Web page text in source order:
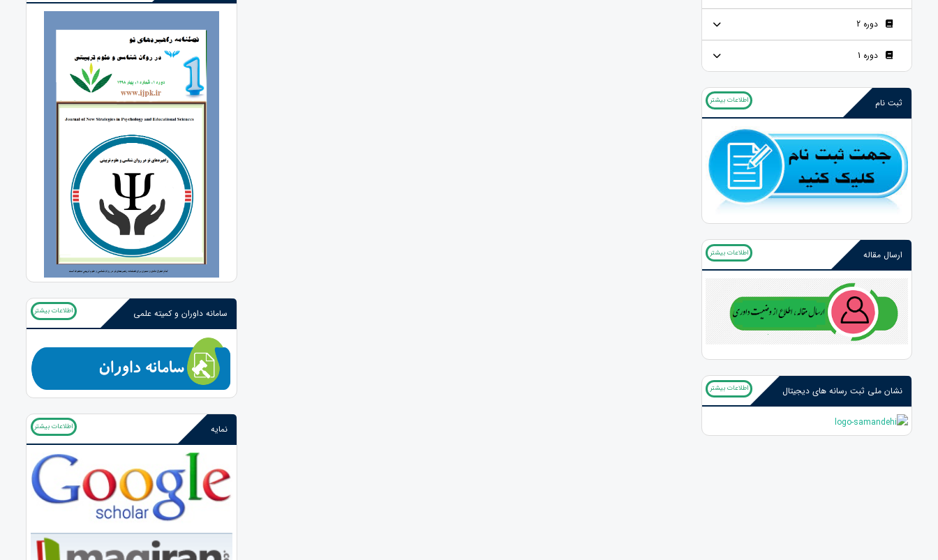
دوره 2
دوره 1
ثبت نام اطلاعات بیشتر
ارسال مقاله اطلاعات بیشتر
نشان ملی ثبت رسانه های دیجیتال اطلاعات بیشتر
سامانه داوران و کمیته علمی اطلاعات بیشتر
نمایه اطلاعات بیشتر